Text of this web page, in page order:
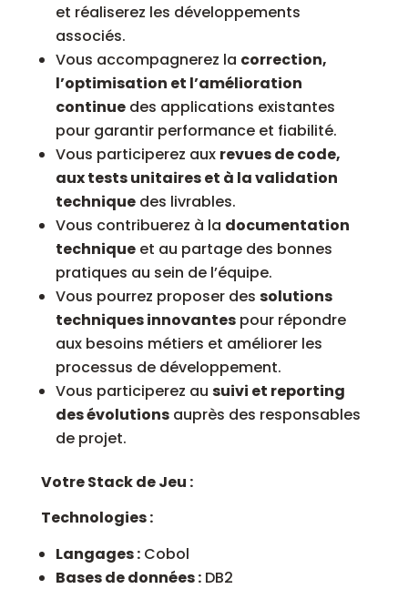
et réaliserez les développements
associés.
Vous accompagnerez la correction,
l’optimisation et l’amélioration
continuedes applications existantes
pour garantir performance et fiabilité.
Vous participerez aux revues de code,
aux tests unitaires et à la validation
techniquedes livrables.
Vous contribuerez à la documentation
techniqueet au partage des bonnes
pratiques au sein de l’équipe.
Vous pourrez proposer des solutions
techniques innovantespour répondre
aux besoins métiers et améliorer les
processus de développement.
Vous participerez au suivi et reporting
des évolutionsauprès des responsables
de projet.
Votre Stack de Jeu :
Technologies :
Langages :Cobol
Bases de données :DB2